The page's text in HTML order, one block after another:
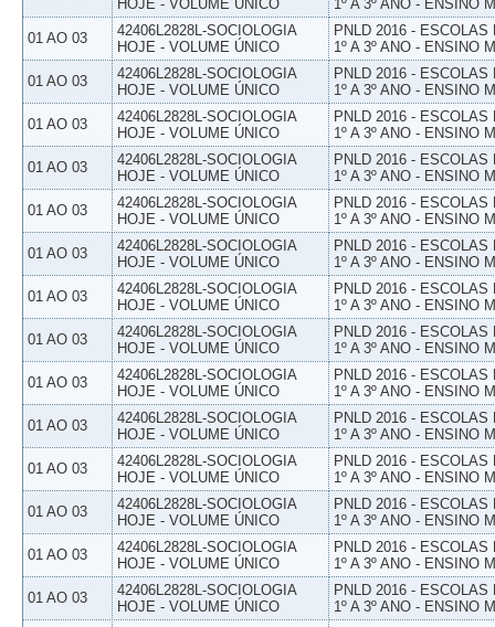
HOJE - VOLUME ÚNICO
1º A 3º ANO - ENSINO
01 AO 03
42406L2828L-SOCIOLOGIA
HOJE - VOLUME ÚNICO
PNLD 2016 -
1º A 3º ANO - ENSINO
01 AO 03
42406L2828L-SOCIOLOGIA
HOJE - VOLUME ÚNICO
PNLD 2016 -
1º A 3º ANO - ENSINO
01 AO 03
42406L2828L-SOCIOLOGIA
HOJE - VOLUME ÚNICO
PNLD 2016 -
1º A 3º ANO - ENSINO
01 AO 03
42406L2828L-SOCIOLOGIA
HOJE - VOLUME ÚNICO
PNLD 2016 -
1º A 3º ANO - ENSINO
01 AO 03
42406L2828L-SOCIOLOGIA
HOJE - VOLUME ÚNICO
PNLD 2016 -
1º A 3º ANO - ENSINO
01 AO 03
42406L2828L-SOCIOLOGIA
HOJE - VOLUME ÚNICO
PNLD 2016 -
1º A 3º ANO - ENSINO
01 AO 03
42406L2828L-SOCIOLOGIA
HOJE - VOLUME ÚNICO
PNLD 2016 -
1º A 3º ANO - ENSINO
01 AO 03
42406L2828L-SOCIOLOGIA
HOJE - VOLUME ÚNICO
PNLD 2016 -
1º A 3º ANO - ENSINO
01 AO 03
42406L2828L-SOCIOLOGIA
HOJE - VOLUME ÚNICO
PNLD 2016 -
1º A 3º ANO - ENSINO
01 AO 03
42406L2828L-SOCIOLOGIA
HOJE - VOLUME ÚNICO
PNLD 2016 -
1º A 3º ANO - ENSINO
01 AO 03
42406L2828L-SOCIOLOGIA
HOJE - VOLUME ÚNICO
PNLD 2016 -
1º A 3º ANO - ENSINO
01 AO 03
42406L2828L-SOCIOLOGIA
HOJE - VOLUME ÚNICO
PNLD 2016 -
1º A 3º ANO - ENSINO
01 AO 03
42406L2828L-SOCIOLOGIA
HOJE - VOLUME ÚNICO
PNLD 2016 -
1º A 3º ANO - ENSINO
01 AO 03
42406L2828L-SOCIOLOGIA
HOJE - VOLUME ÚNICO
PNLD 2016 -
1º A 3º ANO - ENSINO